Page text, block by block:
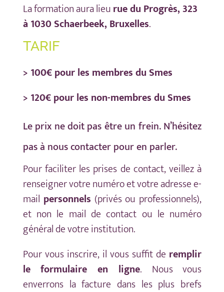
La formation aura lieurue du Progrès, 323
à 1030 Schaerbeek, Bruxelles.
TARIF
> 100€ pour les membres du Smes
> 120€ pour les non-membres du Smes
Le prix ne doit pas être un frein. N’hésitez
pas à nous contacter pour en parler.
Pour faciliter les prises de contact, veillez à
renseigner votre numéro et votre adresse e-
mail personnels (privés ou professionnels),
et non le mail de contact ou le numéro
général de votre institution.
Pour vous inscrire, il vous suffit de remplir
le formulaire en ligne. Nous vous
enverrons la facture dans les plus brefs